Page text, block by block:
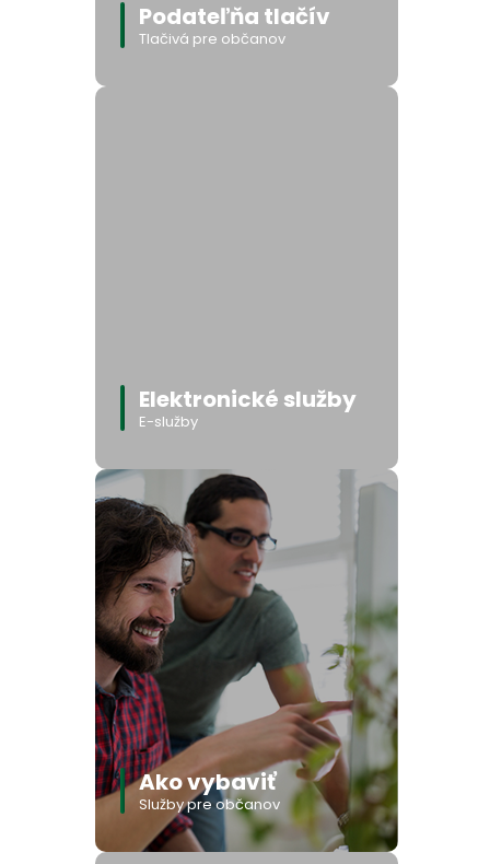
Podateľňa tlačív
Tlačivá pre občanov
Elektronické služby
E-služby
Ako vybaviť
Služby pre občanov